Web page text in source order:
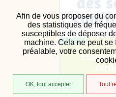
Afin de vous proposer du
des statistiques de
susceptibles de déposer
machine. Cela ne peut se
préalable, votre
OK, tout accepter Tout